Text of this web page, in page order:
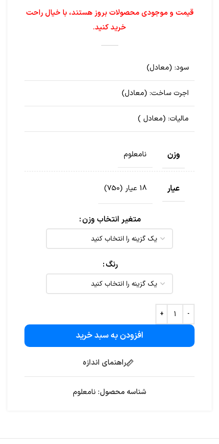
قیمت و موجودی محصولات بروز هستند، با خیال راحت
خرید کنید.
سود: (معادل)
اجرت ساخت: (معادل)
مالیات: (معادل )
وزن نامعلوم
عیار 18 عیار (750)
متغیر انتخاب وزن
رنگ
افزودن به سبد خرید
راهنمای اندازه
شناسه محصول: نامعلوم